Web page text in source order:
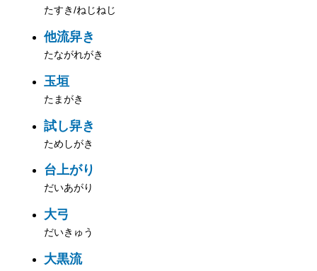
たすき/ねじねじ
他流舁き
たながれがき
玉垣
たまがき
試し舁き
ためしがき
台上がり
だいあがり
大弓
だいきゅう
大黒流